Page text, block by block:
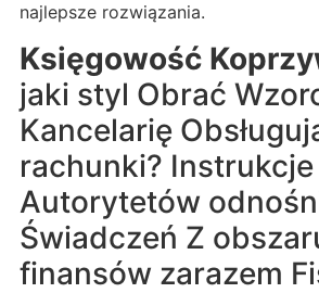
najlepsze rozwiązania.
Księgowość
jaki styl Obrać
Kancelarię
rachunki? Instrukcje
Autorytetów
Świadczeń Z
finansów zarazem